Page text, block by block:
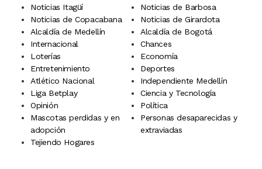
Noticias Itagüí
Noticias de Barbosa
Noticias de Copacabana
Noticias de Girardota
Alcaldía de Medellín
Alcaldía de Bogotá
Internacional
Chances
Loterías
Economía
Entretenimiento
Deportes
Atlético Nacional
Independiente Medellín
Liga Betplay
Ciencia y Tecnología
Opinión
Política
Mascotas perdidas y en
adopción
Personas desaparecidas y
extraviadas
Tejiendo Hogares